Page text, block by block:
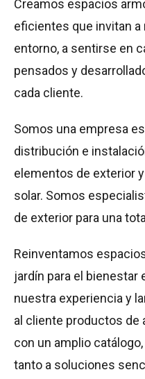
Creamos espacios
eficientes que invitan a
entorno, a sentirse en
pensados y
cada cliente.
Somos una empresa
distribución e
elementos de exterior
solar. Somos
de exterior para una
Reinventamos
jardín para el bienestar
nuestra experiencia y
al cliente productos de
con un amplio
tanto a soluciones